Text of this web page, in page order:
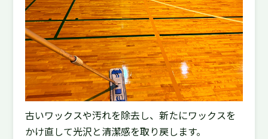
古いワックスや汚れを除去し、新たにワックスを
かけ直して光沢と清潔感を取り戻します。